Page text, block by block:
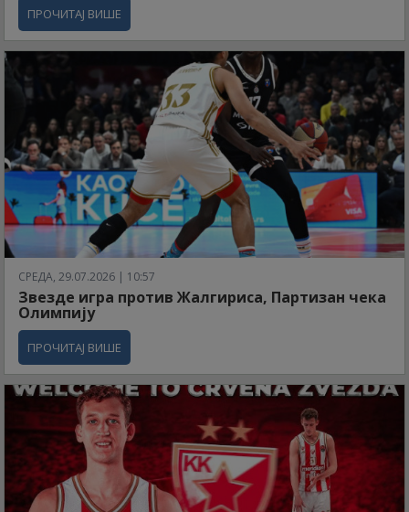
ПРОЧИТАЈ ВИШЕ
СРЕДА, 29.07.2026 | 10:57
Звезде игра против Жалгириса, Партизан чека
Олимпију
ПРОЧИТАЈ ВИШЕ